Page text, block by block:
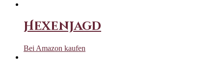
Hexenjagd
Bei Amazon kaufen